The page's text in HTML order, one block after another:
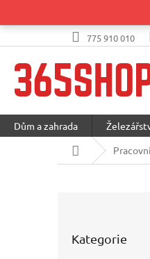
775 910 010
Dům a zahrada
Domů
kategorie
Kategorie